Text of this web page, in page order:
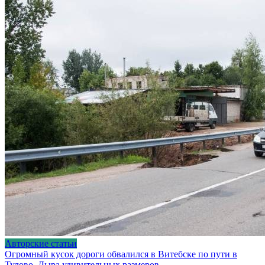
Авторские статьи
Огромный кусок дороги обвалился в Витебске по пути в